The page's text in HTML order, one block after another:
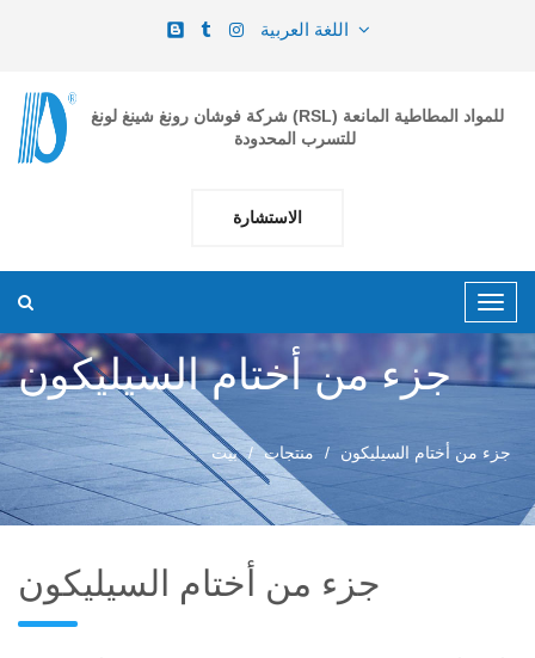
شركة فوشان رونغ شينغ لونغ (RSL) للمواد المطاطية المانعة
للتسرب المحدودة
الاستشارة
جزء من أختام السيليكون
بيت منتجات جزء من أختام السيليكون
جزء من أختام السيليكون